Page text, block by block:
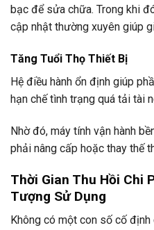
bạc để sửa chữa. Trong khi
cập nhật thường xuyên giúp
Tăng Tuổi Thọ Thiết Bị
Hệ điều hành ổn định giúp
hạn chế tình trạng quá tải tài
Nhờ đó, máy tính vận hành
phải nâng cấp hoặc thay thế
Thời Gian Thu Hồi Chi
Tượng Sử Dụng
Không có một con số cố